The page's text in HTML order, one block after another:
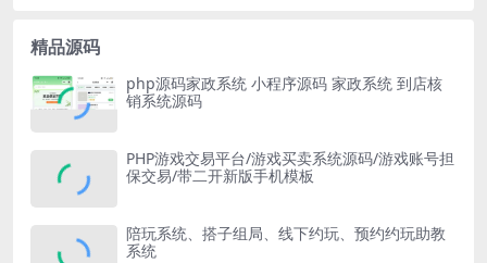
精品源码
php源码家政系统 小程序源码 家政系统 到店核
销系统源码
PHP游戏交易平台/游戏买卖系统源码/游戏账号担
保交易/带二开新版手机模板
陪玩系统、搭子组局、线下约玩、预约约玩助教
系统